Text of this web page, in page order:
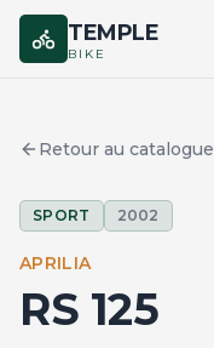
TEMPLE
BIKE
MARQUES
COMPARER
Retour au catalogue
SPORT 2002
APRILIA
RS 125